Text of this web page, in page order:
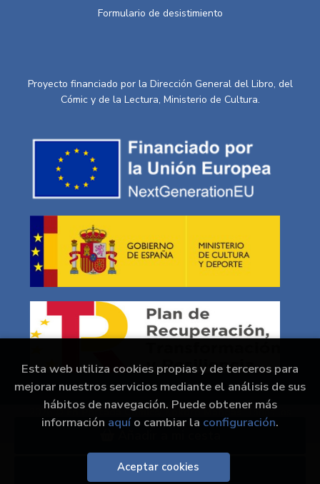
Click & collect
Formulario de desistimiento
Proyecto financiado por la Dirección General del Libro, del
Cómic y de la Lectura, Ministerio de Cultura.
2026 © En Portada Comics/ Kokoro Mangas. Todos los
Derechos Reservados |Grupo Trevenque
Esta web utiliza cookies propias y de terceros para
mejorar nuestros servicios mediante el análisis de sus
hábitos de navegación. Puede obtener más
información aquío cambiar la configuración.
Aceptar cookies